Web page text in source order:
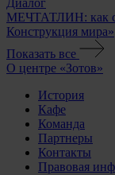
Диалог
МЕЧТАТЛИН: как
Конструкция мира»
Показать все
О центре «Зотов»
История
Кафе
Команда
Партнеры
Контакты
Правовая